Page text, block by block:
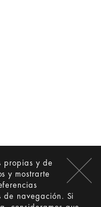
propias y de
y mostrarte
de navegación. Si
·Cookies ·